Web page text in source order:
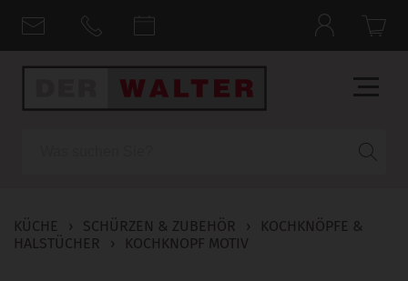
KÜCHE › SCHÜRZEN & ZUBEHÖR ›
KOCHKNÖPFE &
HALSTÜCHER
› KOCHKNOPF MOTIV